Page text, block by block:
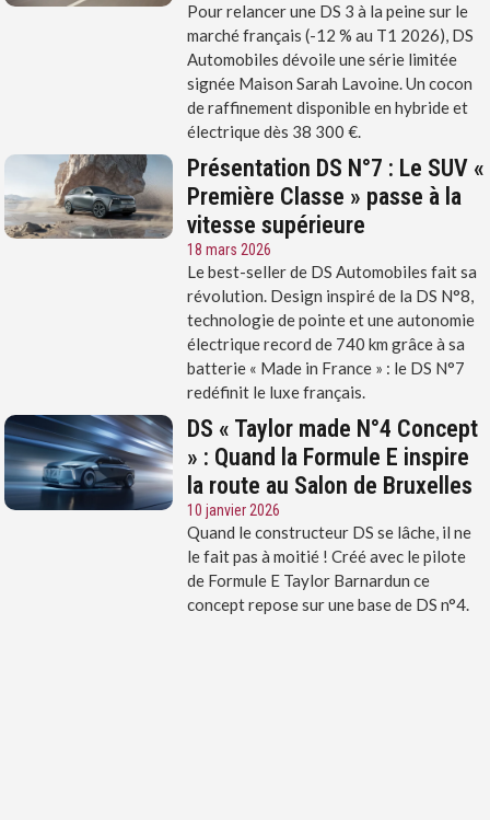
Pour relancer une DS 3 à la peine sur le
marché français (-12 % au T1 2026), DS
Automobiles dévoile une série limitée
signée Maison Sarah Lavoine. Un cocon
de raffinement disponible en hybride et
électrique dès 38 300 €.
Présentation DS N°7 : Le SUV «
Première Classe » passe à la
vitesse supérieure
18 mars 2026
Le best-seller de DS Automobiles fait sa
révolution. Design inspiré de la DS N°8,
technologie de pointe et une autonomie
électrique record de 740 km grâce à sa
batterie « Made in France » : le DS N°7
redéfinit le luxe français.
DS « Taylor made N°4 Concept
» : Quand la Formule E inspire
la route au Salon de Bruxelles
10 janvier 2026
Quand le constructeur DS se lâche, il ne
le fait pas à moitié ! Créé avec le pilote
de Formule E Taylor Barnardun ce
concept repose sur une base de DS n°4.